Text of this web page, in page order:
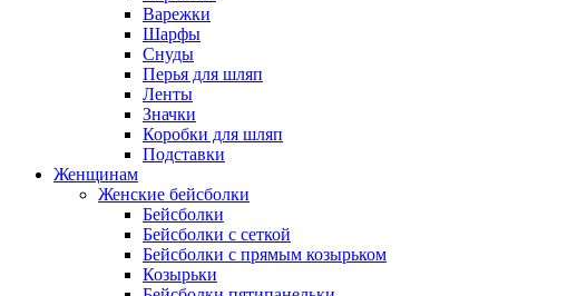
Варежки
Шарфы
Снуды
Перья для шляп
Ленты
Значки
Коробки для шляп
Подставки
Женщинам
Женские бейсболки
Бейсболки
Бейсболки с сеткой
Бейсболки с прямым козырьком
Козырьки